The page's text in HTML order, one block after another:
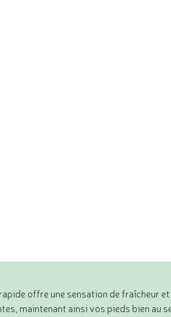
offre une sensation de fraîcheur et
maintenant ainsi vos pieds bien au